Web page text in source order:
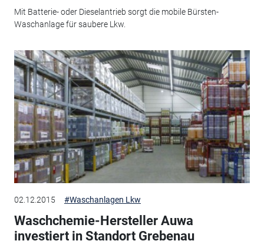
Mit Batterie- oder Dieselantrieb sorgt die mobile Bürsten-
Waschanlage für saubere Lkw.
02.12.2015 #Waschanlagen Lkw
Waschchemie-Hersteller Auwa
investiert in Standort Grebenau